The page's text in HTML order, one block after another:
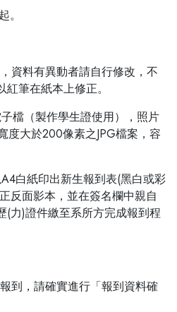
。
資料有異動者請自行修改，不
筆在紙本上修正。
檔（製作學生證使用），照片
度大於200像素之JPG檔案，容
白紙印出新生報到表(黑白或彩
反面影本，並在簽名欄中親自
(力)證件繳至系所方完成報到程
到，請確實進行「報到資料確